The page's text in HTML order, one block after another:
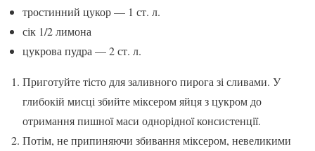
тростинний цукор — 1 ст. л.
сік 1/2 лимона
цукрова пудра — 2 ст. л.
Приготуйте тісто для заливного пирога зі сливами. У
глибокій мисці збийте міксером яйця з цукром до
отримання пишної маси однорідної консистенції.
Потім, не припиняючи збивання міксером, невеликими